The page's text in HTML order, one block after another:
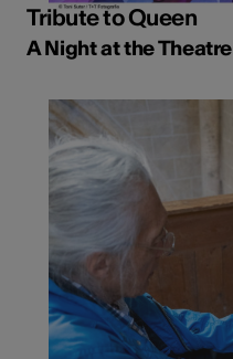
Tribute to Queen
A Night at the Theatre